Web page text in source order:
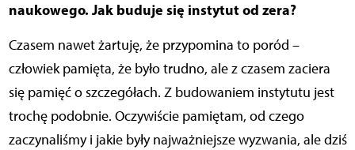
naukowego. Jak buduje się instytut od zera?
Czasem nawet żartuję, że przypomina to poród –
człowiek pamięta, że było trudno, ale z czasem zaciera
się pamięć o szczegółach. Z budowaniem instytutu jest
trochę podobnie. Oczywiście pamiętam, od czego
zaczynaliśmy i jakie były najważniejsze wyzwania, ale dziś